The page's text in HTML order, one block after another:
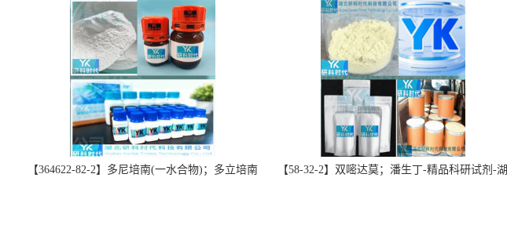
【364622-82-2】多尼培南(一水合物)；多立培南
【58-32-2】双嘧达莫；潘生丁-精品科研试剂-湖